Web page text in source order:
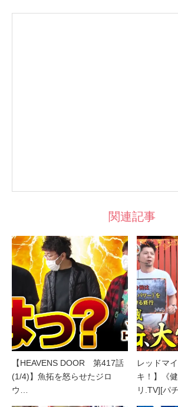
関連記事
【HEAVENS DOOR 第417話
(1/4)】魚拓を怒らせたジロ
ウ…
レッドマ
キ！】《
リ.TV][パ